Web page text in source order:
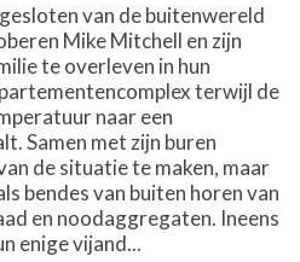
van de buitenwereld
Mike Mitchell en zijn
te overleven in hun
terwijl de
naar een
Samen met zijn buren
de situatie te maken, maar
bendes van buiten horen van
en noodaggregaten. Ineens
enige vijand...